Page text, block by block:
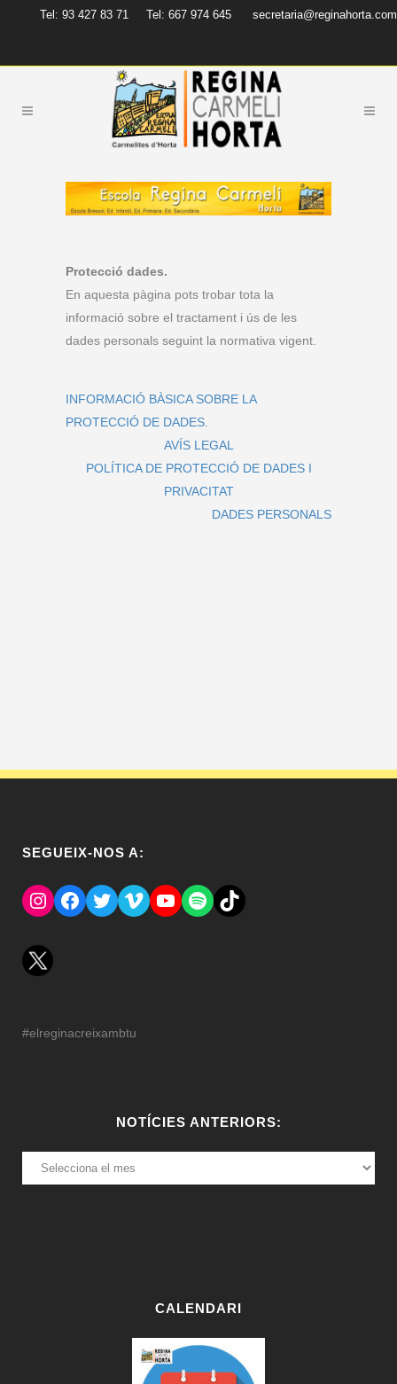
Tel: 93 427 83 71 Tel: 667 974 645 secretaria@reginahorta.com
Protecció dades.
En aquesta pàgina pots trobar tota la
informació sobre el tractament i ús de les
dades personals seguint la normativa vigent.
INFORMACIÓ BÀSICA SOBRE LA
PROTECCIÓ DE DADES.
AVÍS LEGAL
POLÍTICA DE PROTECCIÓ DE DADES I
PRIVACITAT
DADES PERSONALS
SEGUEIX-NOS A:
Instagram
Facebook
TwitterVimeoYouTube
SpotifyEl Tik Tok del Regina.
#elreginacreixambtu
NOTÍCIES ANTERIORS:
NOTÍCIES
ANTERIORS:
CALENDARI